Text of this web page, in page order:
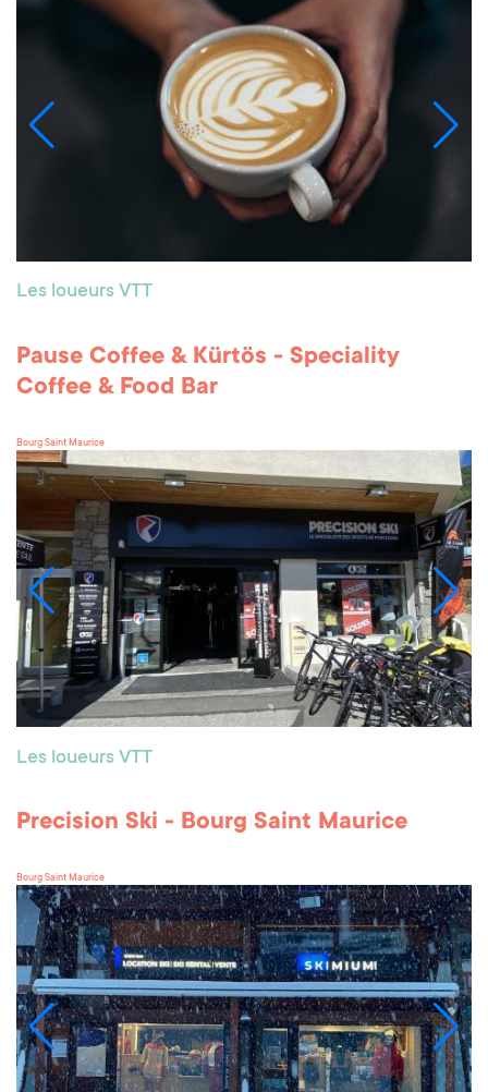
Les loueurs VTT
Pause Coffee & Kürtös - Speciality
Coffee & Food Bar
Bourg Saint Maurice
Les loueurs VTT
Precision Ski - Bourg Saint Maurice
Bourg Saint Maurice